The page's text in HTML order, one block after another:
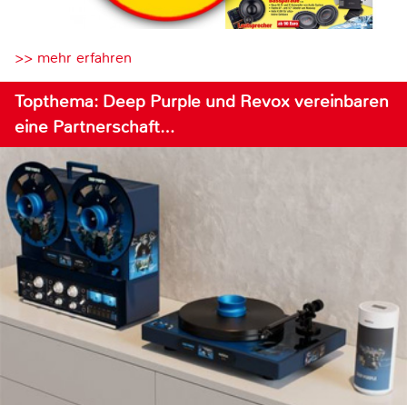
>> mehr erfahren
Topthema: Deep Purple und Revox vereinbaren
eine Partnerschaft…